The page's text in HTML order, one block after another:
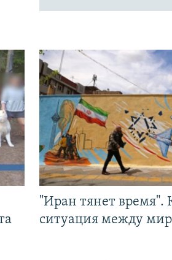
"Иран тянет время".
ситуация между